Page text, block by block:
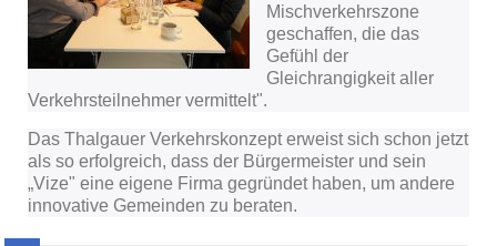
Mischverkehrszone
geschaffen, die das
Gefühl der
Gleichrangigkeit aller
Verkehrsteilnehmer vermittelt".
Das Thalgauer Verkehrskonzept erweist sich schon jetzt
als so erfolgreich, dass der Bürgermeister und sein
„Vize" eine eigene Firma gegründet haben, um andere
innovative Gemeinden zu beraten.